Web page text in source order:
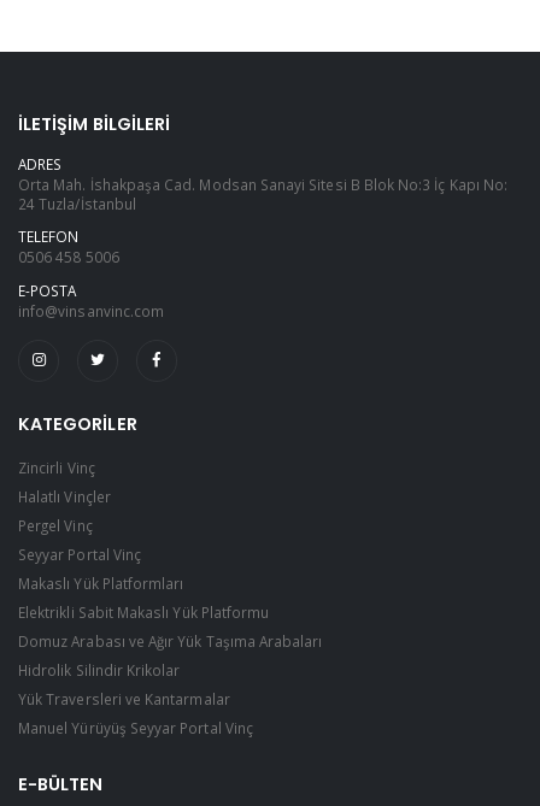
İLETIŞIM BILGILERI
ADRES
Orta Mah. İshakpaşa Cad. Modsan Sanayi Sitesi B Blok No:3 İç Kapı No:
24 Tuzla/İstanbul
TELEFON
0506 458 5006
E-POSTA
info@vinsanvinc.com
KATEGORILER
Zincirli Vinç
Halatlı Vinçler
Pergel Vinç
Seyyar Portal Vinç
Makaslı Yük Platformları
Elektrikli Sabit Makaslı Yük Platformu
Domuz Arabası ve Ağır Yük Taşıma Arabaları
Hidrolik Silindir Krikolar
Yük Traversleri ve Kantarmalar
Manuel Yürüyüş Seyyar Portal Vinç
E-BÜLTEN